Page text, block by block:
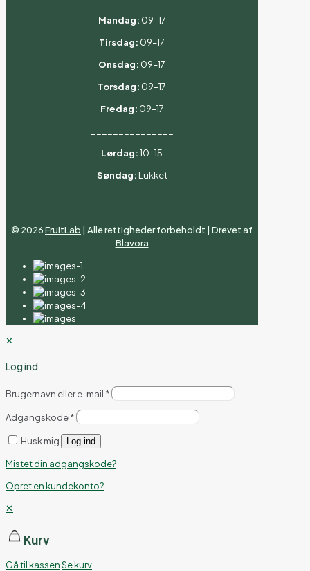
Mandag: 09–17
Tirsdag: 09–17
Onsdag: 09–17
Torsdag: 09–17
Fredag: 09–17
Lørdag:10–15
Søndag: Lukket
© 2026FruitLab | Alle rettigheder forbeholdt | Drevet af
Blavora
✕
Log ind
Brugernavn eller e-mail *
Adgangskode*
Husk mig Log ind
Mistet din adgangskode?
Opret en kundekonto?
✕
Kurv
Gå til kassenSe kurv